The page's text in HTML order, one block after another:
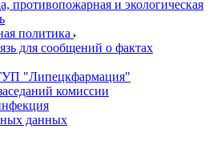
противопожарная и экологическая
политика
для сообщений о фактах
"Липецкфармация"
комиссии
данных